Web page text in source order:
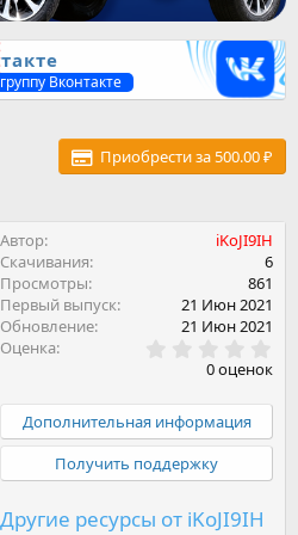
Вконтакте
Приобрести за 500.00 ₽
Автор
iKoJI9IH
Скачивания
6
Просмотры
861
Первый выпуск
21 Июн 2021
Обновление
21 Июн 2021
Оценка
.
0
0
в
ё
з
0 оценок
Дополнительная информация
Получить поддержку
Другие ресурсы от iKoJI9IH